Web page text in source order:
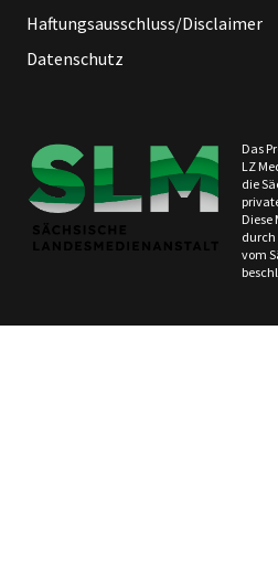
Haftungsausschluss/Disclaimer
Datenschutz
Das
LZ
die
durch
vom